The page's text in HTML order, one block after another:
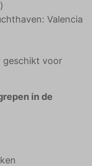
Valencia
geschikt voor
in de